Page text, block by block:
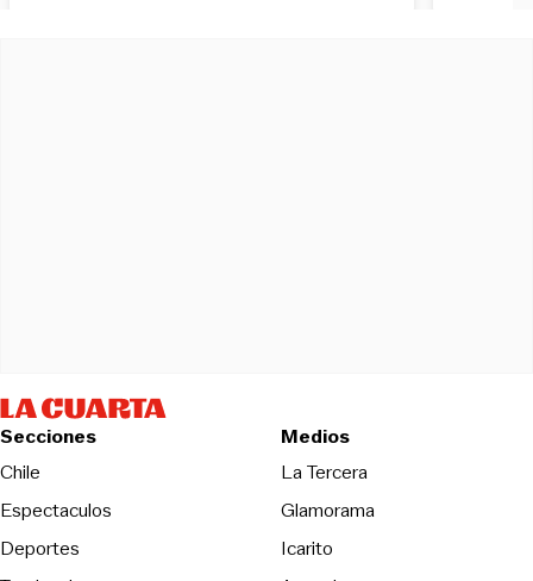
Secciones
Chile
Espectaculos
Deportes
Medios
La TerceraOpens in new
Glamorama
Icarito